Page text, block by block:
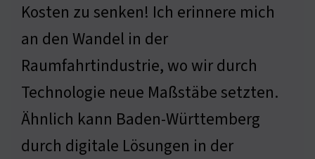
Kosten zu senken! Ich erinnere mich
an den Wandel in der
Raumfahrtindustrie, wo wir durch
Technologie neue Maßstäbe setzten.
Ähnlich kann Baden-Württemberg
durch digitale Lösungen in der